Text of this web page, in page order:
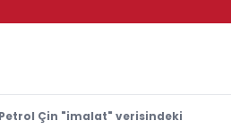
Petrol Çin "imalat" verisindeki